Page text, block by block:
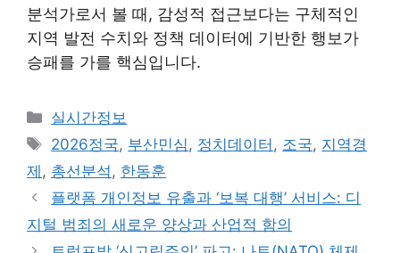
분석가로서 볼 때, 감성적 접근보다는 구체적인
지역 발전 수치와 정책 데이터에 기반한 행보가
승패를 가를 핵심입니다.
Categories
실시간정보
Tags
2026정국, 부산민심, 정치데이터 , 조국, 지역경
제 , 총선분석, 한동훈
플랫폼 개인정보 유출과 ‘보복 대행’ 서비스: 디
지털 범죄의 새로운 양상과 산업적 함의